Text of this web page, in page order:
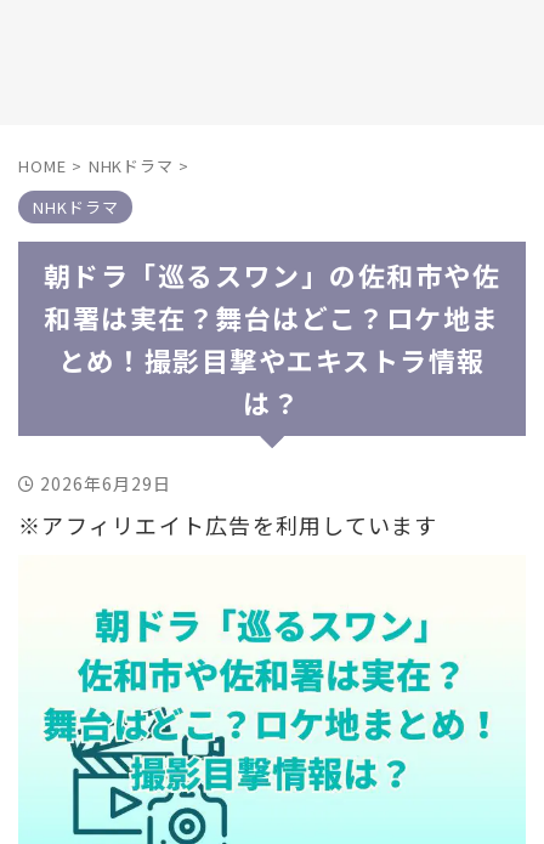
HOME > NHKドラマ >
NHKドラマ
朝ドラ「巡るスワン」の佐和市や佐
和署は実在？舞台はどこ？ロケ地ま
とめ！撮影目撃やエキストラ情報
は？
2026年6月29日
※アフィリエイト広告を利用しています